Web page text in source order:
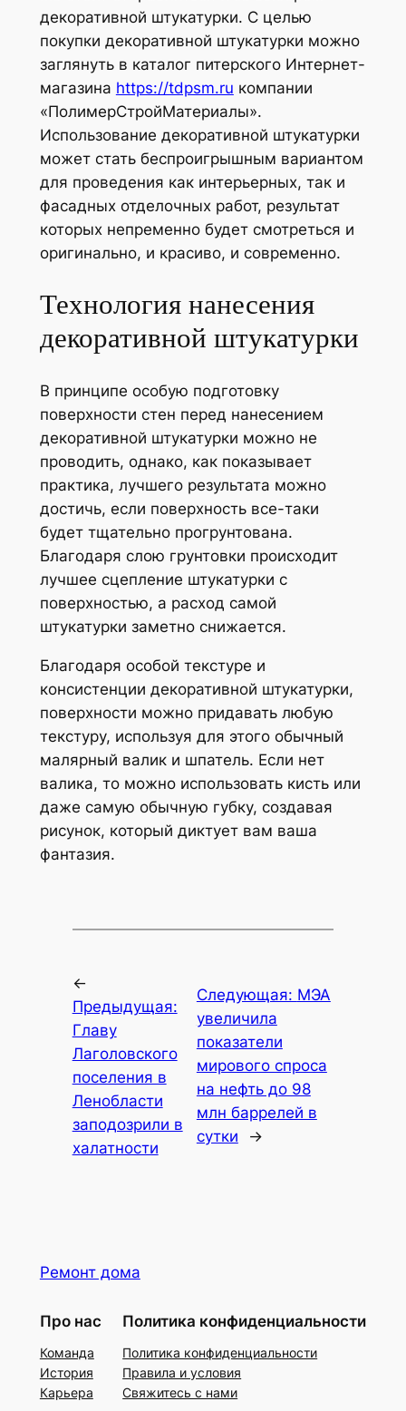
декоративной штукатурки. С целью
покупки декоративной штукатурки можно
заглянуть в каталог питерского Интернет-
магазина https://tdpsm.ru компании
«ПолимерСтройМатериалы».
Использование декоративной штукатурки
может стать беспроигрышным вариантом
для проведения как интерьерных, так и
фасадных отделочных работ, результат
которых непременно будет смотреться и
оригинально, и красиво, и современно.
Технология нанесения
декоративной штукатурки
В принципе особую подготовку
поверхности стен перед нанесением
декоративной штукатурки можно не
проводить, однако, как показывает
практика, лучшего результата можно
достичь, если поверхность все-таки
будет тщательно прогрунтована.
Благодаря слою грунтовки происходит
лучшее сцепление штукатурки с
поверхностью, а расход самой
штукатурки заметно снижается.
Благодаря особой текстуре и
консистенции декоративной штукатурки,
поверхности можно придавать любую
текстуру, используя для этого обычный
малярный валик и шпатель. Если нет
валика, то можно использовать кисть или
даже самую обычную губку, создавая
рисунок, который диктует вам ваша
фантазия.
←
Предыдущая:
Главу
Лаголовского
поселения в
Ленобласти
заподозрили в
халатности
Следующая: МЭА
увеличила
показатели
мирового спроса
на нефть до 98
млн баррелей в
сутки
→
Ремонт дома
Про нас
Команда
История
Карьера
Политика конфиденциальности
Политика конфиденциальности
Правила и условия
Свяжитесь с нами